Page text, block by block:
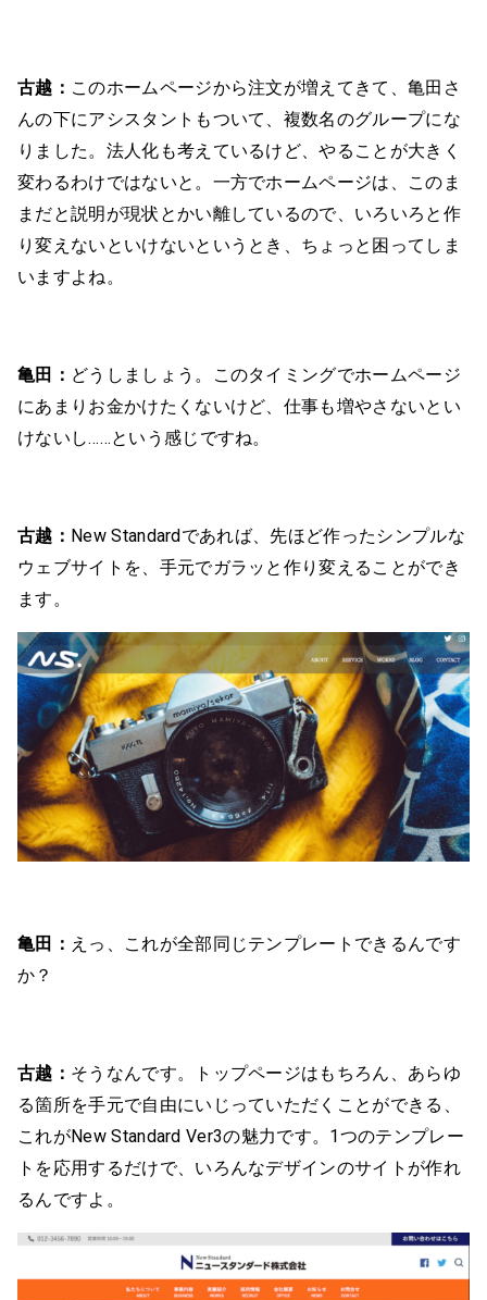
古越： このホームページから注文が増えてきて、亀田さ
んの下にアシスタントもついて、複数名のグループにな
りました。法人化も考えているけど、やることが大きく
変わるわけではないと。一方でホームページは、このま
まだと説明が現状とかい離しているので、いろいろと作
り変えないといけないというとき、ちょっと困ってしま
いますよね。
亀田： どうしましょう。このタイミングでホームページ
にあまりお金かけたくないけど、仕事も増やさないとい
けないし……という感じですね。
古越： New Standardであれば、先ほど作ったシンプルな
ウェブサイトを、手元でガラッと作り変えることができ
ます。
亀田： えっ、これが全部同じテンプレートできるんです
か？
古越： そうなんです。トップページはもちろん、あらゆ
る箇所を手元で自由にいじっていただくことができる、
これがNew Standard Ver3の魅力です。1つのテンプレー
トを応用するだけで、いろんなデザインのサイトが作れ
るんですよ。